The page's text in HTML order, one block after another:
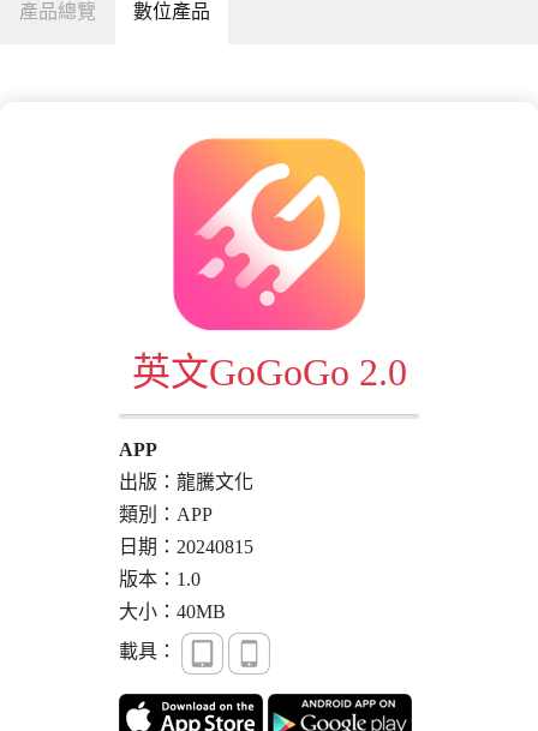
產品總覽 數位產品
英文GoGoGo 2.0
APP
出版：龍騰文化
類別：APP
日期：20240815
版本：1.0
大小：40MB
載具：